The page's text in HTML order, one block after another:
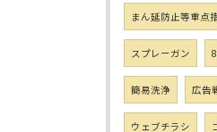
まん延防止等重点
スプレーガン
簡易洗浄 広告
ウェブチラシ